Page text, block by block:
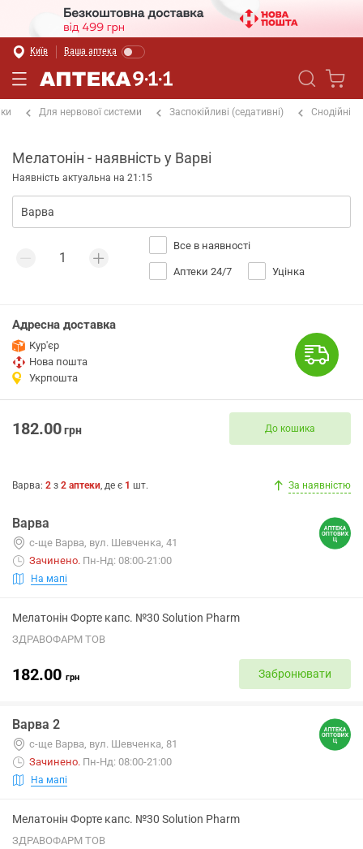
Київ Ваша аптека
Для нервової системи Заспокійливі (седативні) Снодійні
Мелатонін - наявність у Варві
Наявність актуальна на 21:15
Все в наявності
Аптеки 24/7 Уцінка
Адресна доставка
Кур'єр
Нова пошта
Укрпошта
182.00грн До кошика
Варва: 2 з 2 аптеки, де є 1 шт. За наявністю
Варва
с-ще Варва, вул. Шевченка, 41
Зачинено. Пн-Нд: 08:00-21:00
На мапі
Мелатонін Форте капс. №30 Solution Pharm
ЗДРАВОФАРМ ТОВ
182.00 грн Забронювати
Варва 2
с-ще Варва, вул. Шевченка, 81
Зачинено. Пн-Нд: 08:00-21:00
На мапі
Мелатонін Форте капс. №30 Solution Pharm
ЗДРАВОФАРМ ТОВ